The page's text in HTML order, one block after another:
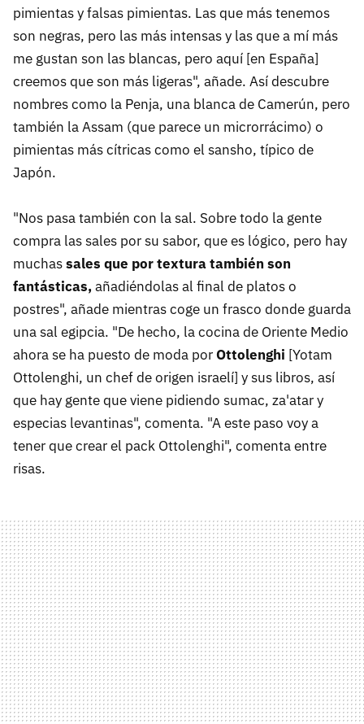
pimientas y falsas pimientas. Las que más tenemos
son negras, pero las más intensas y las que a mí más
me gustan son las blancas, pero aquí [en España]
creemos que son más ligeras", añade. Así descubre
nombres como la Penja, una blanca de Camerún, pero
también la Assam (que parece un microrrácimo) o
pimientas más cítricas como el sansho, típico de
Japón.
"Nos pasa también con la sal. Sobre todo la gente
compra las sales por su sabor, que es lógico, pero hay
muchassales que por textura también son
fantásticas,añadiéndolas al final de platos o
postres", añade mientras coge un frasco donde guarda
una sal egipcia. "De hecho, la cocina de Oriente Medio
ahora se ha puesto de moda porOttolenghi [Yotam
Ottolenghi, un chef de origen israelí] y sus libros, así
que hay gente que viene pidiendo sumac, za'atar y
especias levantinas", comenta. "A este paso voy a
tener que crear el pack Ottolenghi", comenta entre
risas.